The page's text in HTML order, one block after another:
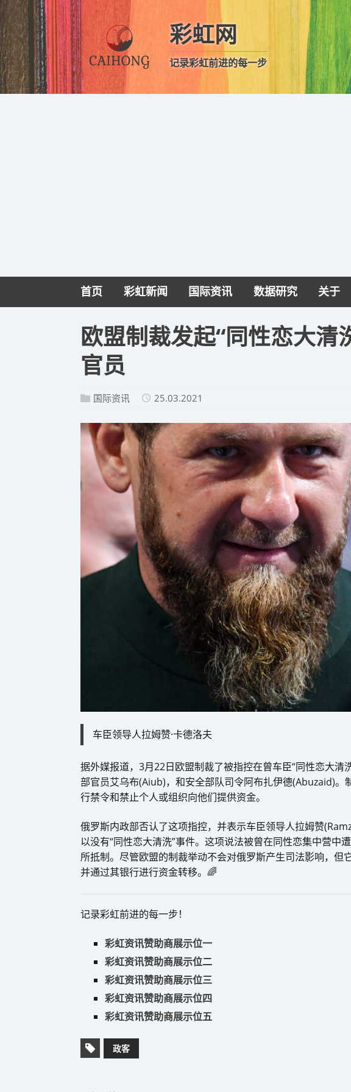
彩虹网
记录彩虹前进的每一步
首页 彩虹新闻 国际资讯 数据研究 关于
欧盟制裁发起“同性恋大清
官员
国际资讯 25.03.2021
车臣领导人拉姆赞·卡德洛夫
据外媒报道，3月22日欧盟制裁了被指控在曾车臣“同性恋大清
部官员艾乌布(Aiub)，和安全部队司令阿布扎伊德(Abuzaid)。
行禁令和禁止个人或组织向他们提供资金。
俄罗斯内政部否认了这项指控，并表示车臣领导人拉姆赞
以没有“同性恋大清洗”事件。这项说法被曾在同性恋集中营中
所抵制。尽管欧盟的制裁举动不会对俄罗斯产生司法影响，但
并通过其银行进行资金转移。🌈
记录彩虹前进的每一步！
彩虹资讯赞助商展示位一
彩虹资讯赞助商展示位二
彩虹资讯赞助商展示位三
彩虹资讯赞助商展示位四
彩虹资讯赞助商展示位五
政客